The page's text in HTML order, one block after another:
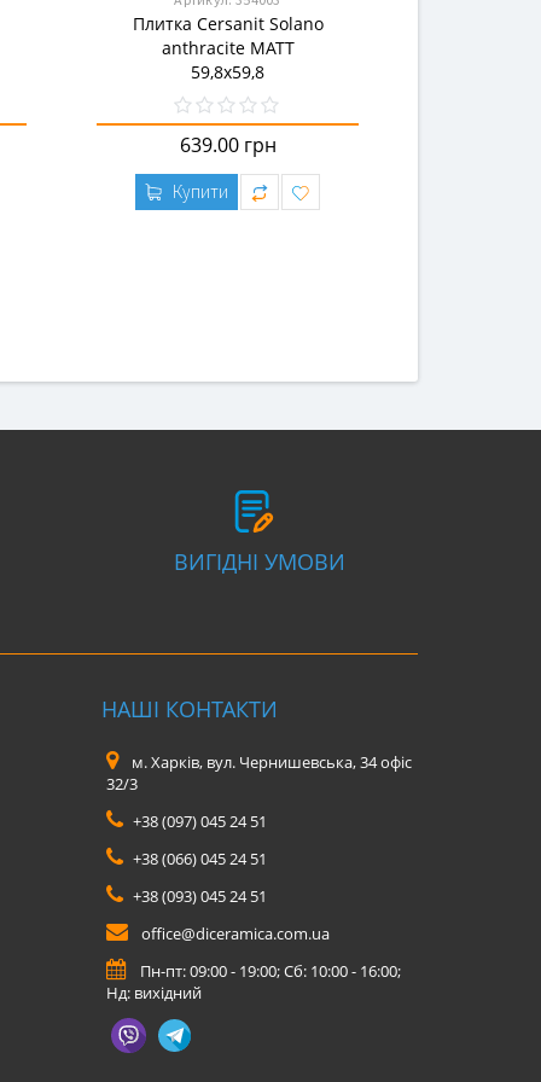
Плитка Cersanit Solano
anthracite MATT
59,8x59,8
639.00 грн
Купити
ВИГІДНІ УМОВИ
НАШІ КОНТАКТИ
м. Харків, вул. Чернишевська, 34 офіс
32/3
+38 (097) 045 24 51
+38 (066) 045 24 51
+38 (093) 045 24 51
office@diceramica.com.ua
Пн-пт: 09:00 - 19:00; Сб: 10:00 - 16:00;
Нд: вихідний